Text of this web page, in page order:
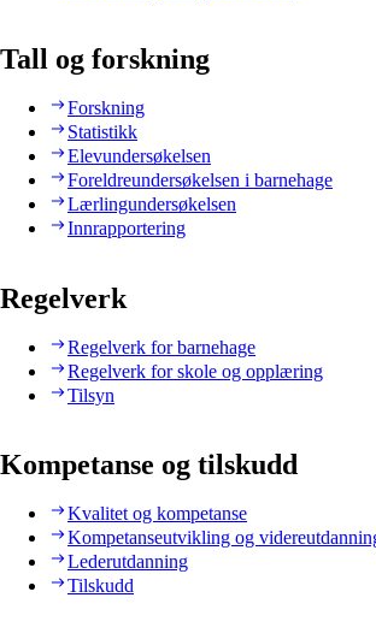
Tall og forskning
Forskning
Statistikk
Elevundersøkelsen
Foreldreundersøkelsen i barnehage
Lærlingundersøkelsen
Innrapportering
Regelverk
Regelverk for barnehage
Regelverk for skole og opplæring
Tilsyn
Kompetanse og tilskudd
Kvalitet og kompetanse
Kompetanseutvikling og
Lederutdanning
Tilskudd